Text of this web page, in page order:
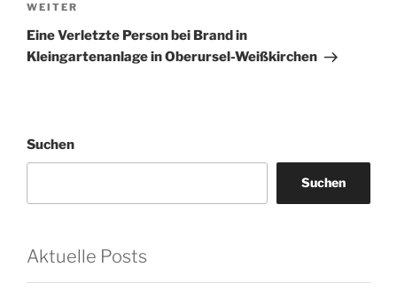
Nächster
Beitrag
WEITER
Eine Verletzte Person bei Brand in
Kleingartenanlage in Oberursel-Weißkirchen
Suchen
Suchen
Aktuelle Posts